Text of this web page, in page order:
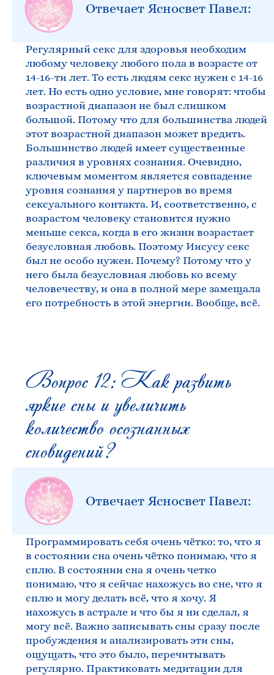
Отвечает Ясносвет Павел:
Регулярный секс для здоровья необходим
любому человеку любого пола в возрасте от
14-16-ти лет. То есть людям секс нужен с 14-16
лет. Но есть одно условие, мне говорят: чтобы
возрастной диапазон не был слишком
большой. Потому что для большинства людей
этот возрастной диапазон может вредить.
Большинство людей имеет существенные
различия в уровнях сознания. Очевидно,
ключевым моментом является совпадение
уровня сознания у партнеров во время
сексуального контакта. И, соответственно, с
возрастом человеку становится нужно
меньше секса, когда в его жизни возрастает
безусловная любовь. Поэтому Иисусу секс
был не особо нужен. Почему? Потому что у
него была безусловная любовь ко всему
человечеству, и она в полной мере замещала
его потребность в этой энергии. Вообще, всё.
Вопрос 12: Как развить
яркие сны и увеличить
количество осознанных
сновидений?
Отвечает Ясносвет Павел:
Программировать себя очень чётко: то, что я
в состоянии сна очень чётко понимаю, что я
сплю. В состоянии сна я очень четко
понимаю, что я сейчас нахожусь во сне, что я
сплю и могу делать всё, что я хочу. Я
нахожусь в астрале и что бы я ни сделал, я
могу всё. Важно записывать сны сразу после
пробуждения и анализировать эти сны,
ощущать, что это было, перечитывать
регулярно. Практиковать медитации для